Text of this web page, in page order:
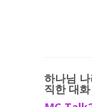
하나님
직한 대화